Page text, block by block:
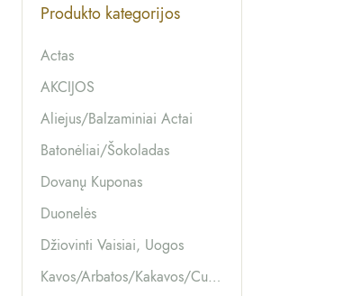
Produkto kategorijos
Actas
AKCIJOS
Aliejus/balzaminiai Actai
Batonėliai/šokoladas
Dovanų Kuponas
Duonelės
Džiovinti Vaisiai, Uogos
Kavos/arbatos/kakavos/cukrūs